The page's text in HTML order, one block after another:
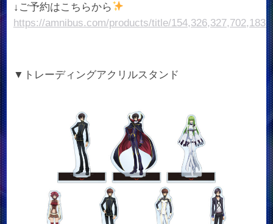
↓ご予約はこちらから
https://amnibus.com/products/title/154,326,327,702,1831
▼トレーディングアクリルスタンド